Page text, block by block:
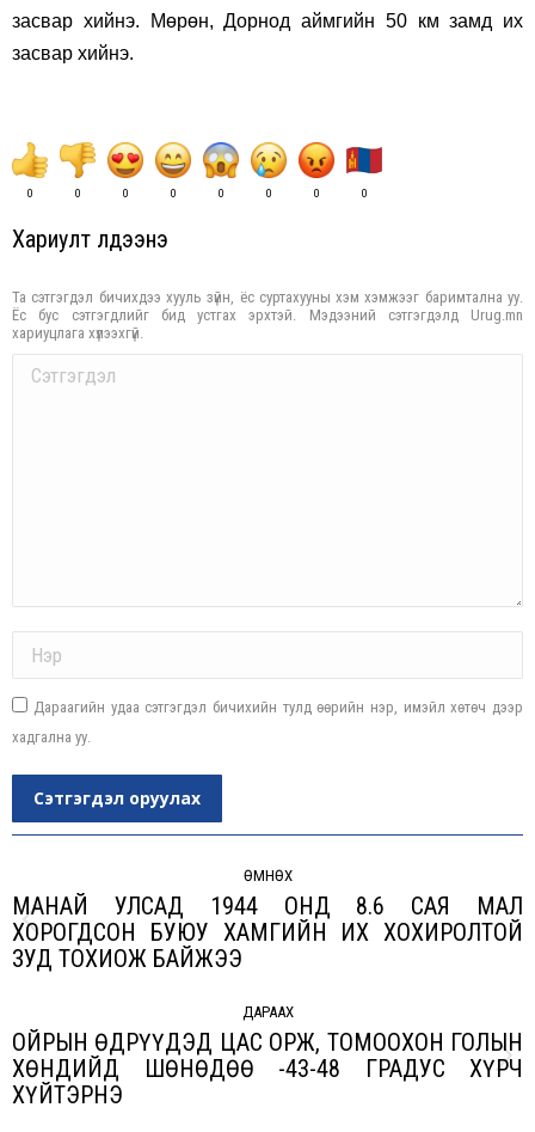
засвар хийнэ. Мөрөн, Дорнод аймгийн 50 км замд их
засвар хийнэ.
0 0 0 0 0 0 0 0
Хариулт үлдээнэ үү
Та сэтгэгдэл бичихдээ хууль зүйн, ёс суртахууны хэм хэмжээг баримтална уу.
Ёс бус сэтгэгдлийг бид устгах эрхтэй. Мэдээний сэтгэгдэлд Urug.mn
хариуцлага хүлээхгүй.
Comment
Дараагийн удаа сэтгэгдэл бичихийн тулд өөрийн нэр, имэйл хөтөч дээр
хадгална уу.
Сэтгэгдэл оруулах
ӨМНӨХ
Previous
МАНАЙ УЛСАД 1944 ОНД 8.6 САЯ МАЛ
ХОРОГДСОН БУЮУ ХАМГИЙН ИХ ХОХИРОЛТОЙ
ЗУД ТОХИОЖ БАЙЖЭЭ
ДАРААХ
Next
ОЙРЫН ӨДРҮҮДЭД ЦАС ОРЖ, ТОМООХОН ГОЛЫН
ХӨНДИЙД ШӨНӨДӨӨ -43-48 ГРАДУС ХҮРЧ
ХҮЙТЭРНЭ